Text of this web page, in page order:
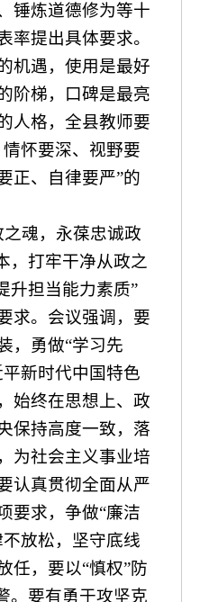
锤炼道德修为等十
率提出具体要求。
机遇，使用是最好
阶梯，口碑是最亮
人格，全县教师要
怀要深、视野要
正、自律要严”的
魂，永葆忠诚政
，打牢干净从政之
升担当能力素质”
求。会议强调，要
，勇做“学习先
新时代中国特色
始终在思想上、政
保持高度一致，落
为社会主义事业培
认真贯彻全面从严
要求，争做“廉洁
放松，坚守底线
任，要以“慎权”防
。要有勇于攻坚克